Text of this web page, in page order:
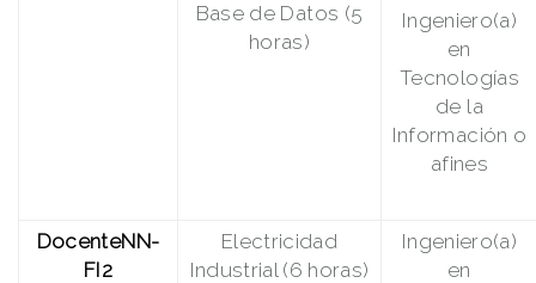
Base de Datos (5
horas)
Ingeniero(a)
en
Tecnologías
de la
Información o
afines
DocenteNN-
FI2
Electricidad
Industrial (6 horas)
Ingeniero(a)
en